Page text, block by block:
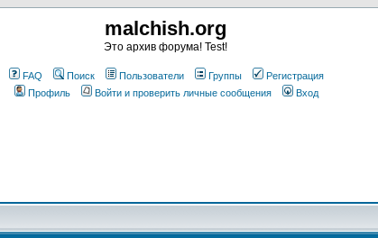
malchish.org
Это архив форума! Test!
FAQ Поиск Пользователи Группы
Регистрация
Профиль
Войти и проверить личные сообщения Вход